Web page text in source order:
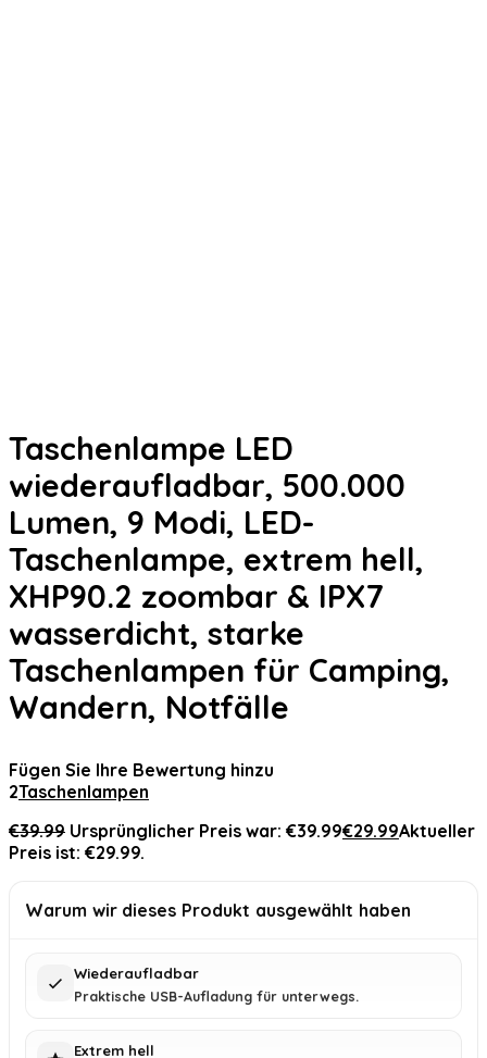
Taschenlampe LED
wiederaufladbar, 500.000
Lumen, 9 Modi, LED-
Taschenlampe, extrem hell,
XHP90.2 zoombar & IPX7
wasserdicht, starke
Taschenlampen für Camping,
Wandern, Notfälle
Fügen Sie Ihre Bewertung hinzu
2Taschenlampen
€39.99 Ursprünglicher Preis war: €39.99€29.99Aktueller
Preis ist: €29.99.
Warum wir dieses Produkt ausgewählt haben
Wiederaufladbar
Praktische USB-Aufladung für unterwegs.
Extrem hell